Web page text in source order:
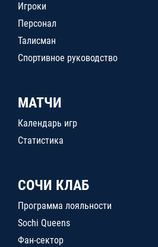
Игроки
Персонал
Талисман
Спортивное руководство
МАТЧИ
Календарь игр
Статистика
СОЧИ КЛАБ
Программа лояльности
Sochi Queens
Фан-сектор